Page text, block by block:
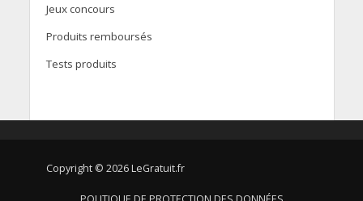
Jeux concours
Produits remboursés
Tests produits
Copyright © 2026 LeGratuit.fr